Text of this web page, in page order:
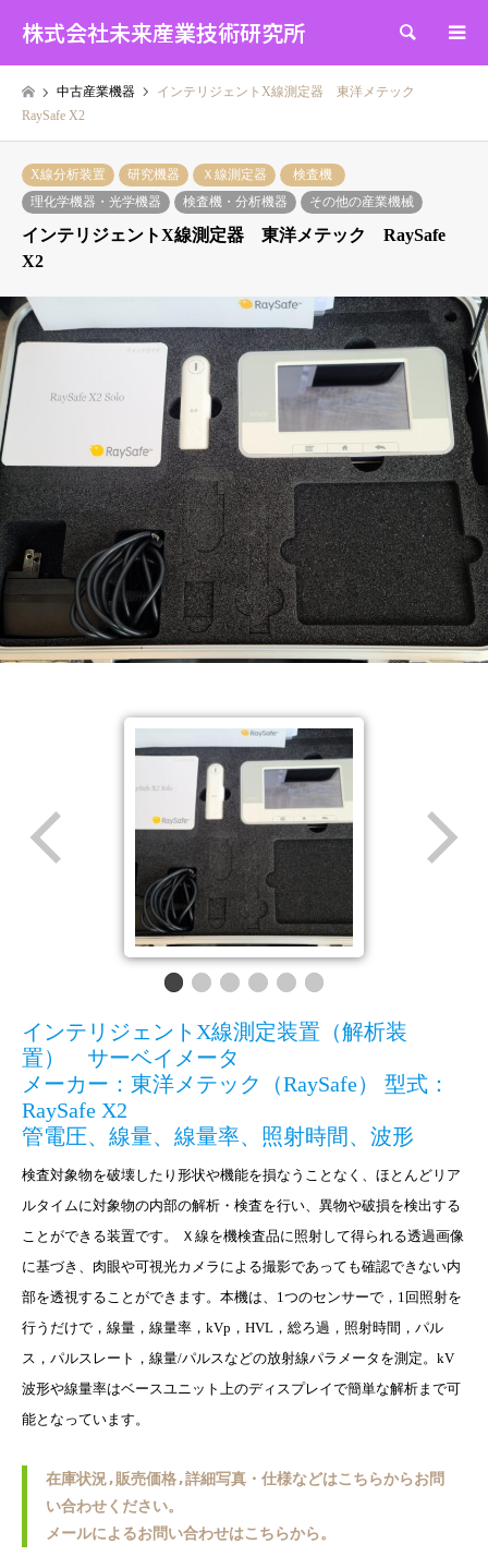
株式会社未来産業技術研究所 検索
中古産業機器
インテリジェントX線測定器 東洋メテック
RaySafe X2
X線分析装置 研究機器 Ｘ線測定器
検査機
理化学機器・光学機器
検査機・分析機器 その他の産業機械
インテリジェントX線測定器 東洋メテック RaySafe
X2
インテリジェントX線測定装置（解析装
置） サーベイメータ
メーカー：東洋メテック（RaySafe） 型式：
RaySafe X2
管電圧、線量、線量率、照射時間、波形
検査対象物を破壊したり形状や機能を損なうことなく、ほとんどリア
ルタイムに対象物の内部の解析・検査を行い、異物や破損を検出する
ことができる装置です。 Ｘ線を機検査品に照射して得られる透過画像
に基づき、肉眼や可視光カメラによる撮影であっても確認できない内
部を透視することができます。本機は、1つのセンサーで，1回照射を
行うだけで，線量，線量率，kVp，HVL，総ろ過，照射時間，パル
ス，パルスレート，線量/パルスなどの放射線パラメータを測定。kV
波形や線量率はベースユニット上のディスプレイで簡単な解析まで可
能となっています。
在庫状況,販売価格,詳細写真・仕様などはこちらからお問
い合わせください。
メールによるお問い合わせはこちらから。